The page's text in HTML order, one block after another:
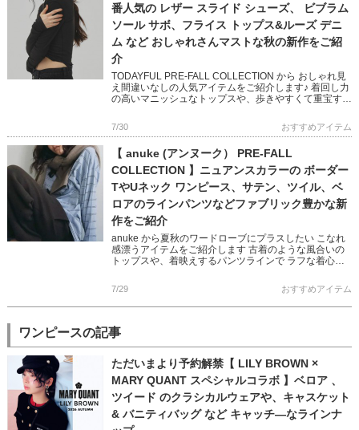
番人気の レザー スライド シューズ、 ビブラム
ソール サボ、フライス トップス&ルーズ デニ
ム など おしゃれさんマストな秋の新作をご紹
介
TODAYFUL PRE-FALL COLLECTION から おしゃれ見
え間違いなしの人気アイテムをご紹介します♪ 着回し力
の高いマニッシュなトップスや、歩きやすくて重宝する
7/30 おすすめアイテム
【 anuke (アンヌーク） PRE-FALL
COLLECTION 】ニュアンスカラーの ボーダー
TやUネック ワンピース、サテン、ツイル、ベ
ロアのラインパンツなどファブリック豊かな新
作をご紹介
anuke から夏秋のワードローブにプラスしたい こなれ
感漂うアイテムをご紹介します 古着のような風合いの
トップスや、着映えするパンツラインで ラフな着心地
チェックして […]
7/29 おすすめアイテム
ワンピースの記事
ただいまより予約解禁【 LILY BROWN ×
MARY QUANT スペシャルコラボ 】ベロア 、
ツイード のクラシカルウェアや、キャスケット
& バニティバッグ など キャッチ―なラインナ